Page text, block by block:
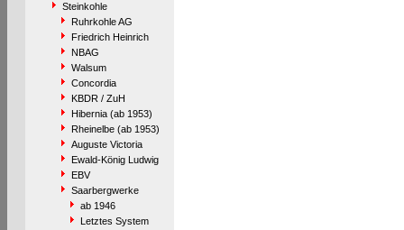
Steinkohle
Ruhrkohle AG
Friedrich Heinrich
NBAG
Walsum
Concordia
KBDR / ZuH
Hibernia (ab 1953)
Rheinelbe (ab 1953)
Auguste Victoria
Ewald-König Ludwig
EBV
Saarbergwerke
ab 1946
Letztes System